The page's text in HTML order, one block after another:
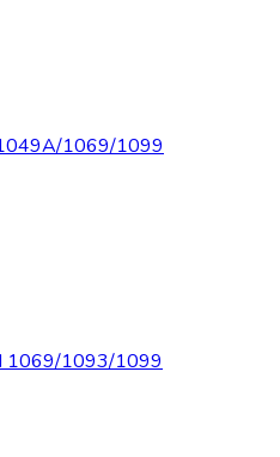
1069/1099
1069/1093/1099